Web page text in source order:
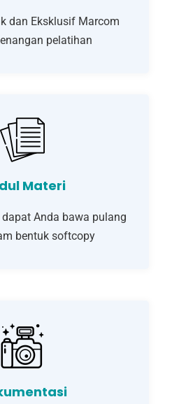
dan Eksklusif Marcom
pelatihan
Materi
Anda bawa pulang
bentuk softcopy